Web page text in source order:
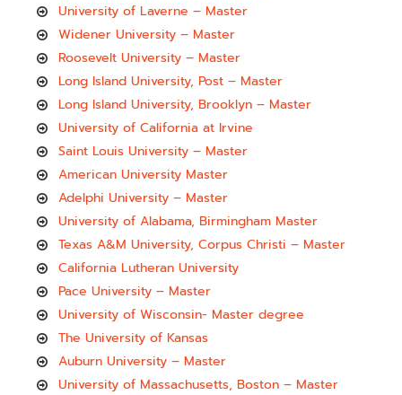
University of Laverne – Master
Widener University – Master
Roosevelt University – Master
Long Island University, Post – Master
Long Island University, Brooklyn – Master
University of California at Irvine
Saint Louis University – Master
American University Master
Adelphi University – Master
University of Alabama, Birmingham Master
Texas A&M University, Corpus Christi – Master
California Lutheran University
Pace University – Master
University of Wisconsin- Master degree
The University of Kansas
Auburn University – Master
University of Massachusetts, Boston – Master